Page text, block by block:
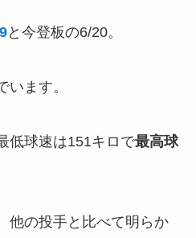
と今登板の6/20。
ます。
低球速は151キロで最高球
他の投手と比べて明らか